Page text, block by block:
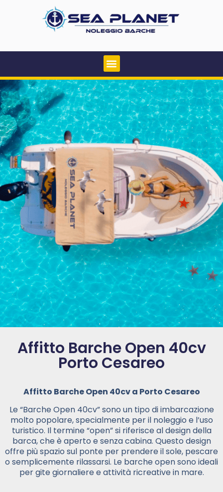
Affitto Barche Open 40cv
Porto Cesareo
Affitto Barche Open 40cv a Porto Cesareo
Le “Barche Open 40cv” sono un tipo di imbarcazione
molto popolare, specialmente per il noleggio e l’uso
turistico. Il termine “open” si riferisce al design della
barca, che è aperto e senza cabina. Questo design
offre più spazio sul ponte per prendere il sole, pescare
o semplicemente rilassarsi. Le barche open sono ideali
per gite giornaliere e attività ricreative in mare.